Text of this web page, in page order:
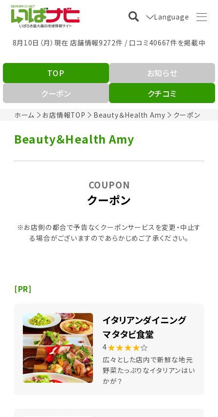
Language
8月10日（月）現在 店舗情報9272件 / 口コミ40667件を掲載中
ホーム お店情報TOP Beauty＆Health Amy クーポン
TOP
お知らせ
クーポン
クチコミ
Beauty＆Health Amy
クーポン
COUPON
※お店側の都合で予告なくクーポンサービスを変更・中止す
る場合がございますのであらかじめご了承ください。
[PR]
イタリアンダイニング
マタタビ食堂
4★★★★☆
広々とした店内で新鮮な地元
野菜たっぷりなイタリアンはい
かが？